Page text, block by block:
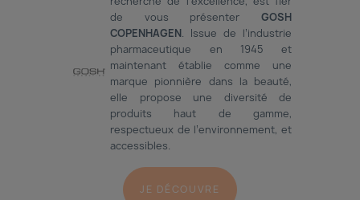
de vous présenterGOSH
COPENHAGEN. Issue de l’industrie
pharmaceutique en 1945 et
maintenant établie comme une
marque pionnière dans la beauté,
elle propose une diversité de
produits haut de gamme,
respectueux de l’environnement, et
accessibles.
JE DÉCOUVRE